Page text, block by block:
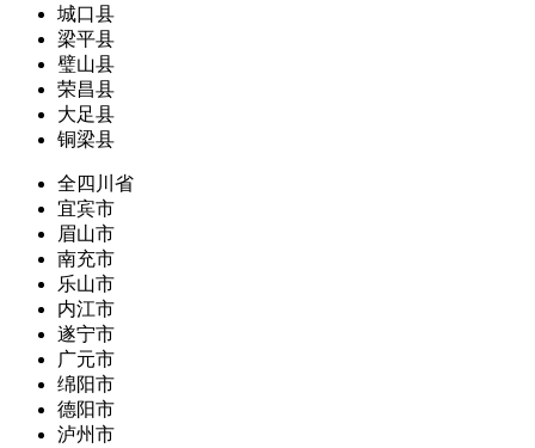
城口县
梁平县
璧山县
荣昌县
大足县
铜梁县
全四川省
宜宾市
眉山市
南充市
乐山市
内江市
遂宁市
广元市
绵阳市
德阳市
泸州市